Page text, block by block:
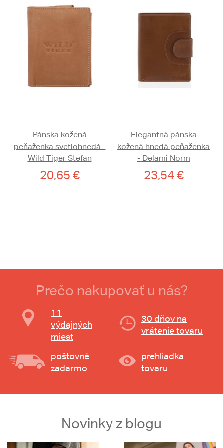
Pánska kožená
peňaženka svetlohnedá -
Wild Tiger Stefan
20,65 €
Elegantná pánska
kožená hnedá peňaženka
- Delami Norm
23,54 €
Prečo nakupovať u nás?
11
výdajných
miest
30 dňov na
vrátenie tovaru
poštovné
zadarmo
prehliadka
tovaru
Novinky z blogu